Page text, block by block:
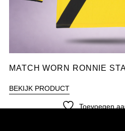
MATCH WORN RONNIE
BEKIJK PRODUCT
Toevoegen